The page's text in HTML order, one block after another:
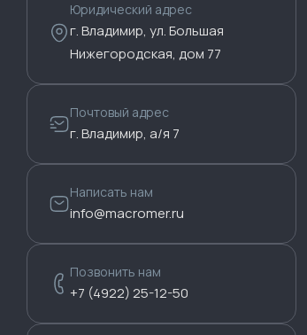
Юридический адрес
г. Владимир, ул. Большая
Нижегородская, дом 77
Почтовый адрес
г. Владимир, а/я 7
Написать нам
info@macromer.ru
Позвонить нам
+7 (4922) 25-12-50